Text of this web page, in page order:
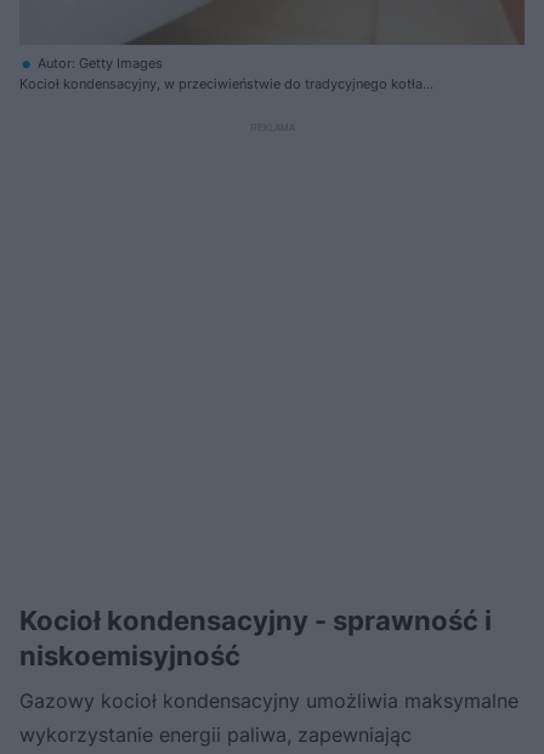
Autor: Getty Images
Kocioł kondensacyjny, w przeciwieństwie do tradycyjnego kotła
zawartej w spalinach parze wodnej. Technologia ta daje efektywność
Kocioł kondensacyjny - sprawność i
niskoemisyjność
Gazowy kocioł kondensacyjny umożliwia maksymalne
wykorzystanie energii paliwa, zapewniając